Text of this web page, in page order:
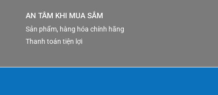
AN TÂM KHI MUA SẮM
Sản phẩm, hàng hóa chính hãng
Thanh toán tiện lợi